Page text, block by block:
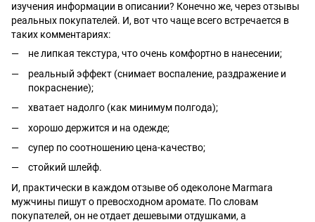
изучения информации в описании? Конечно же, через отзывы
реальных покупателей. И, вот что чаще всего встречается в
таких комментариях:
не липкая текстура, что очень комфортно в нанесении;
реальный эффект (снимает воспаление, раздражение и
покраснение);
хватает надолго (как минимум полгода);
хорошо держится и на одежде;
супер по соотношению цена-качество;
стойкий шлейф.
И, практически в каждом отзыве об одеколоне Marmara
мужчины пишут о превосходном аромате. По словам
покупателей, он не отдает дешевыми отдушками, а